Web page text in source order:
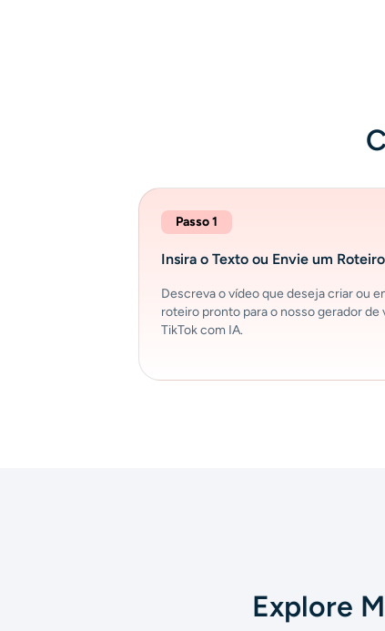
Passo 1
Insira o Texto ou Envie um Roteiro
Descreva o vídeo que deseja criar ou
roteiro pronto para o nosso gerador de
TikTok com IA.
Explore